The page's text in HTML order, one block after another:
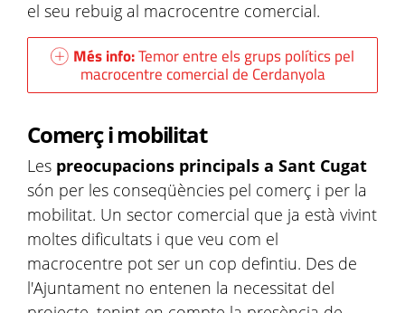
el seu rebuig al macrocentre comercial.
Més info:Temor entre els grups polítics pel
macrocentre comercial de Cerdanyola
Comerç i mobilitat
Les preocupacions principals a Sant Cugat
són per les conseqüències pel comerç i per la
mobilitat. Un sector comercial que ja està vivint
moltes dificultats i que veu com el
macrocentre pot ser un cop defintiu. Des de
l'Ajuntament no entenen la necessitat del